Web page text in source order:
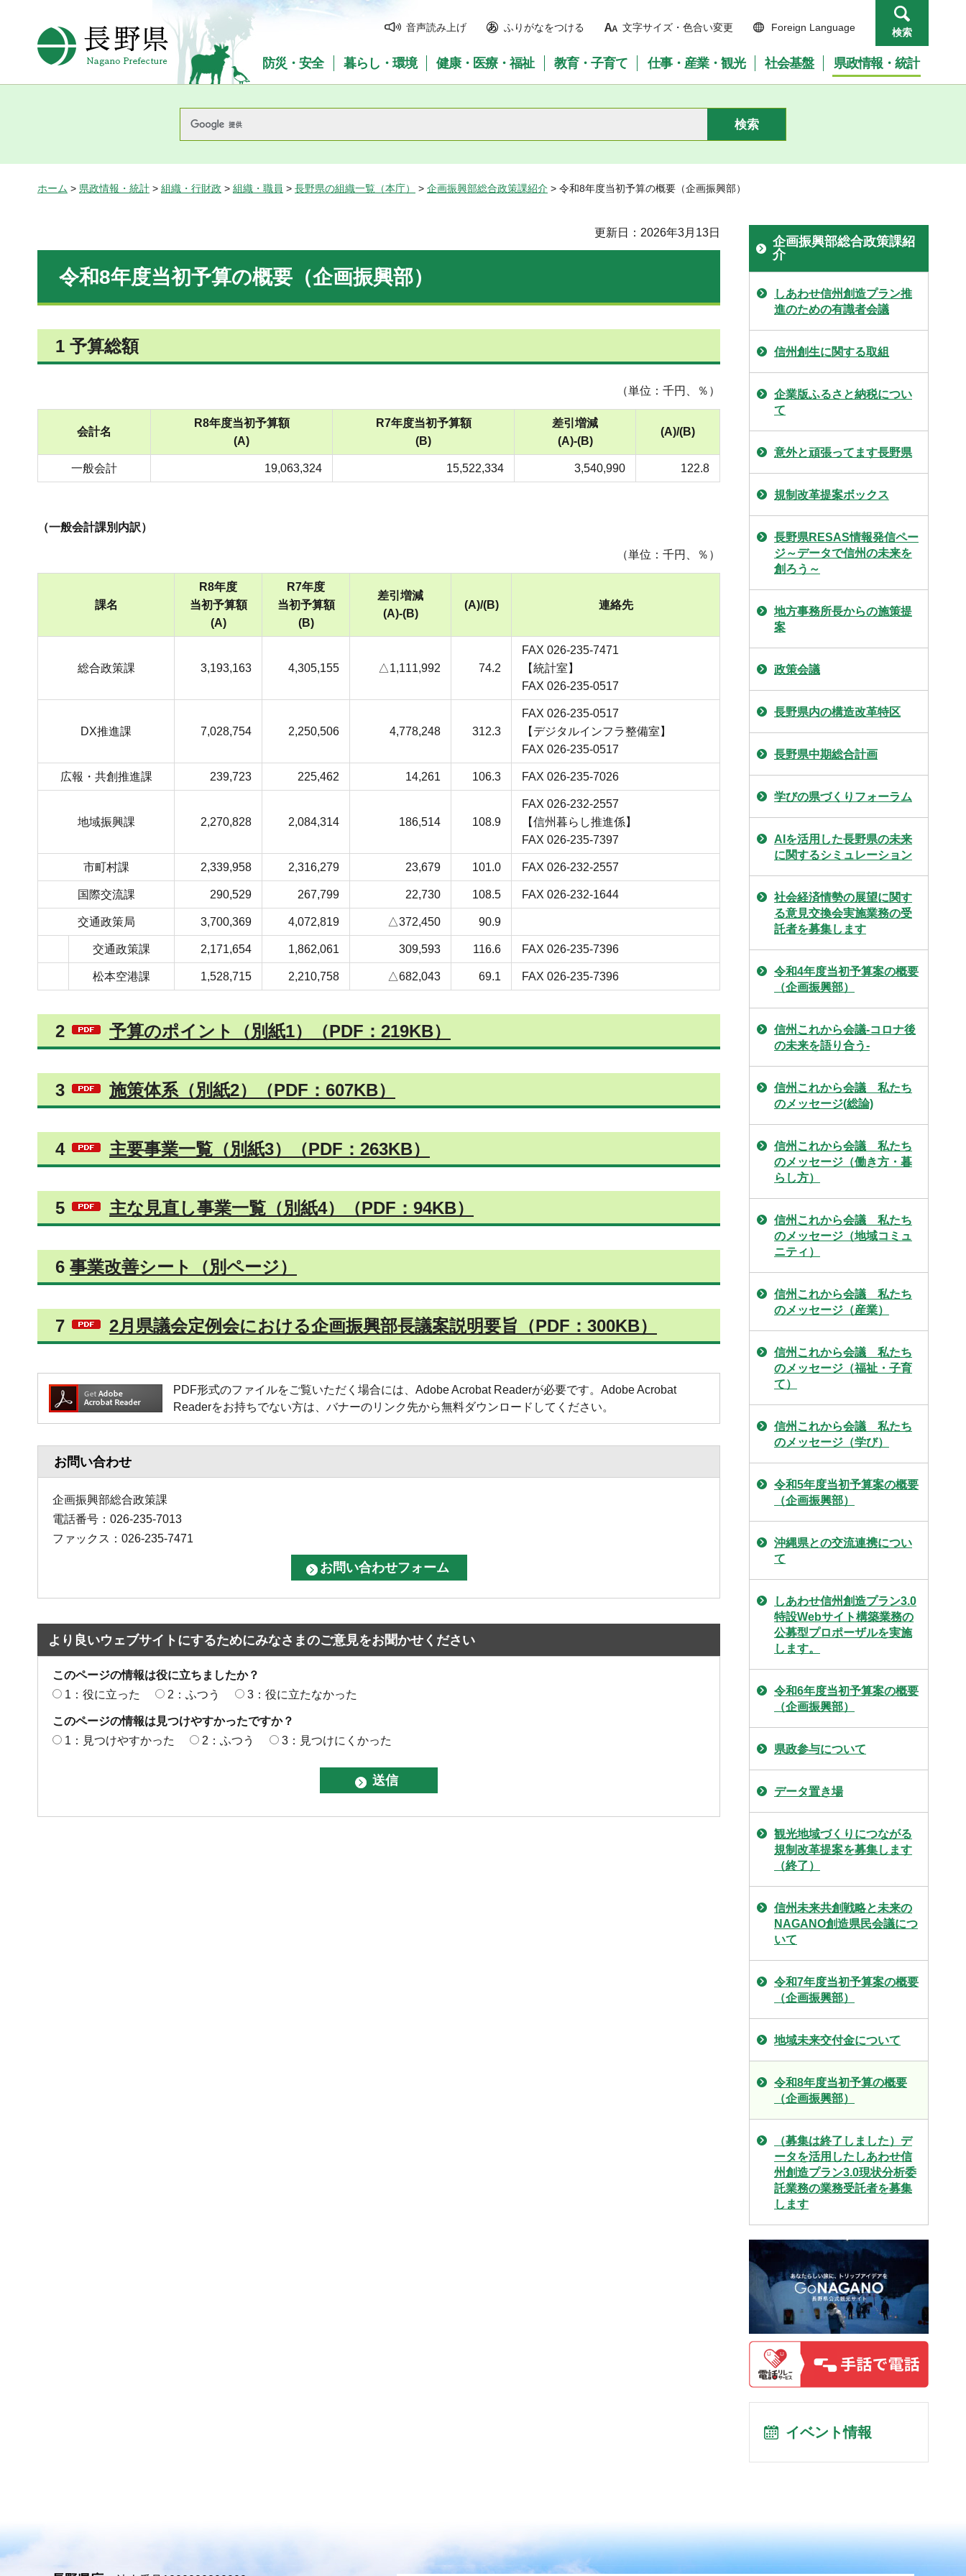
長野県Nagano Prefecture
音声読み上げ ふりがなをつける 文字サイズ・色合い変更 Foreign Language 検索
防災・安全 暮らし・環境 健康・医療・福祉 教育・子育て 仕事・産業・観光 社会基盤 県政情報・統計
ホーム > 県政情報・統計 > 組織・行財政 > 組織・職員 > 長野県の組織一覧（本庁） > 企画振興部総合政策課紹介 > 令和8年度当初予算の概要（企画振興部）
更新日：2026年3月13日
令和8年度当初予算の概要（企画振興部）
1 予算総額
（単位：千円、％）
会計名
R8年度当初予算額
(A)
R7年度当初予算額
(B)
差引増減
(A)-(B)
(A)/(B)
一般会計 19,063,324 15,522,334 3,540,990 122.8
（一般会計課別内訳）
（単位：千円、％）
課名
R8年度
当初予算額
(A)
R7年度
当初予算額
(B)
差引増減
(A)-(B)
(A)/(B) 連絡先
総合政策課 3,193,163 4,305,155 △1,111,992 74.2
FAX 026-235-7471
【統計室】
FAX 026-235-0517
DX推進課 7,028,754 2,250,506 4,778,248 312.3
FAX 026-235-0517
【デジタルインフラ整備室】
FAX 026-235-0517
広報・共創推進課 239,723 225,462 14,261 106.3 FAX 026-235-7026
地域振興課 2,270,828 2,084,314 186,514 108.9
FAX 026-232-2557
【信州暮らし推進係】
FAX 026-235-7397
市町村課 2,339,958 2,316,279 23,679 101.0 FAX 026-232-2557
国際交流課 290,529 267,799 22,730 108.5 FAX 026-232-1644
交通政策局 3,700,369 4,072,819 △372,450 90.9
交通政策課 2,171,654 1,862,061 309,593 116.6 FAX 026-235-7396
松本空港課 1,528,715 2,210,758 △682,043 69.1 FAX 026-235-7396
2 予算のポイント（別紙1）（PDF：219KB）
3 施策体系（別紙2）（PDF：607KB）
4 主要事業一覧（別紙3）（PDF：263KB）
5 主な見直し事業一覧（別紙4）（PDF：94KB）
6 事業改善シート（別ページ）
7 2月県議会定例会における企画振興部長議案説明要旨（PDF：300KB）
PDF形式のファイルをご覧いただく場合には、Adobe Acrobat Readerが必要です。Adobe Acrobat
Readerをお持ちでない方は、バナーのリンク先から無料ダウンロードしてください。
お問い合わせ
企画振興部総合政策課
電話番号：026-235-7013
ファックス：026-235-7471
より良いウェブサイトにするためにみなさまのご意見をお聞かせください
このページの情報は役に立ちましたか？
1：役に立った
2：ふつう 3：役に立たなかった
このページの情報は見つけやすかったですか？
1：見つけやすかった
2：ふつう 3：見つけにくかった
企画振興部総合政策課紹
介
しあわせ信州創造プラン推
進のための有識者会議
信州創生に関する取組
企業版ふるさと納税につい
て
意外と頑張ってます長野県
規制改革提案ボックス
長野県RESAS情報発信ペー
ジ～データで信州の未来を
創ろう～
地方事務所長からの施策提
案
政策会議
長野県内の構造改革特区
長野県中期総合計画
学びの県づくりフォーラム
AIを活用した長野県の未来
に関するシミュレーション
社会経済情勢の展望に関す
る意見交換会実施業務の受
託者を募集します
令和4年度当初予算案の概要
（企画振興部）
信州これから会議-コロナ後
の未来を語り合う-
信州これから会議 私たち
のメッセージ(総論)
信州これから会議 私たち
のメッセージ（働き方・暮
らし方）
信州これから会議 私たち
のメッセージ（地域コミュ
ニティ）
信州これから会議 私たち
のメッセージ（産業）
信州これから会議 私たち
のメッセージ（福祉・子育
て）
信州これから会議 私たち
のメッセージ（学び）
令和5年度当初予算案の概要
（企画振興部）
沖縄県との交流連携につい
て
しあわせ信州創造プラン3.0
特設Webサイト構築業務の
公募型プロポーザルを実施
します。
令和6年度当初予算案の概要
（企画振興部）
県政参与について
データ置き場
観光地域づくりにつながる
規制改革提案を募集します
（終了）
信州未来共創戦略と未来の
NAGANO創造県民会議につ
いて
令和7年度当初予算案の概要
（企画振興部）
地域未来交付金について
令和8年度当初予算の概要
（企画振興部）
（募集は終了しました）デ
ータを活用したしあわせ信
州創造プラン3.0現状分析委
託業務の業務受託者を募集
します
イベント情報